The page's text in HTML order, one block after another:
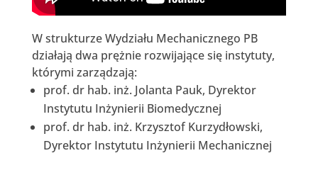
W strukturze Wydziału Mechanicznego PB
działają dwa prężnie rozwijające się instytuty,
którymi zarządzają:
prof. dr hab. inż. Jolanta Pauk, Dyrektor
Instytutu Inżynierii Biomedycznej
prof. dr hab. inż. Krzysztof Kurzydłowski,
Dyrektor Instytutu Inżynierii Mechanicznej